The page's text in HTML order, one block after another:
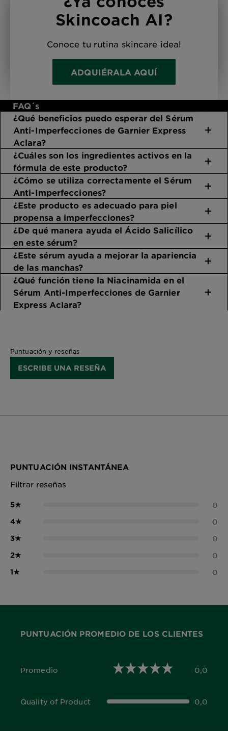
Skincoach AI?
Conoce tu rutina skincare ideal
ADQUIÉRALA AQUÍ
FAQ´s
¿Qué beneficios puedo esperar del Sérum
Anti-Imperfecciones de Garnier Express
Aclara?
¿Cuáles son los ingredientes activos en la
fórmula de este producto?
¿Cómo se utiliza correctamente el Sérum
Anti-Imperfecciones?
¿Este producto es adecuado para piel
propensa a imperfecciones?
¿De qué manera ayuda el Ácido Salicílico
en este sérum?
¿Este sérum ayuda a mejorar la apariencia
de las manchas?
¿Qué función tiene la Niacinamida en el
Sérum Anti-Imperfecciones de Garnier
Express Aclara?
Puntuación y reseñas
ESCRIBE UNA RESEÑA
PUNTUACIÓN INSTANTÁNEA
Filtrar reseñas
5★ 0
4★ 0
3★ 0
2★ 0
1★ 0
PUNTUACIÓN PROMEDIO DE LOS CLIENTES
Promedio
0,0 out of 5 stars 0,0
Quality of Product
0,0 out of 5 stars 0,0